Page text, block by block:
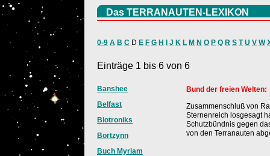
Das TERRANAUTEN-LEXIKON
0-9 A B C D E F G H J K L M N O P Q R S T U V W
Einträge 1 bis 6 von 6
Banshee
Belfast
Biotroniks
Bortzynn
Buch Myriam
Bund der freien Welten:
Zusammenschluß von
Sternenreich losgesagt
Schutzbündnis gegen
von den Terranauten